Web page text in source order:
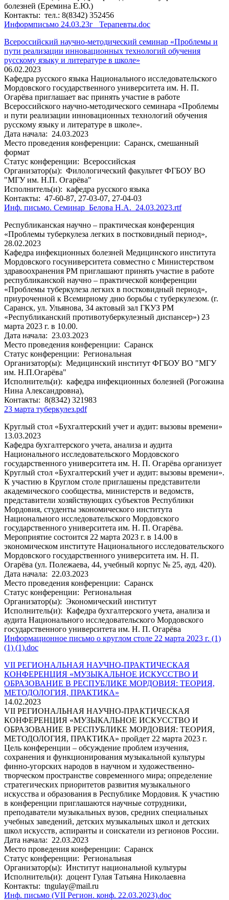
болезней (Еремина Е.Ю.)
Контакты: тел.: 8(8342) 352456
Информписьмо 24.03.23г_ Терапевты.doc
Всероссийский научно-методический семинар «Проблемы и
пути реализации инновационных технологий обучения
русскому языку и литературе в школе»
06.02.2023
Кафедра русского языка Национального исследовательского
Мордовского государственного университета им. Н. П.
Огарёва приглашает вас принять участие в работе
Всероссийского научно-методического семинара «Проблемы
и пути реализации инновационных технологий обучения
русскому языку и литературе в школе».
Дата начала: 24.03.2023
Место проведения конференции: Саранск, смешанный
формат
Статус конференции: Всероссийская
Организатор(ы): Филологический факультет ФГБОУ ВО
"МГУ им. Н.П. Огарёва"
Исполнитель(и): кафедра русского языка
Контакты: 47-60-87, 27-03-07, 27-04-03
Инф. письмо. Семинар_Белова Н.А._24.03.2023.rtf
Республиканская научно – практическая конференция
«Проблемы туберкулеза легких в постковидный период»,
28.02.2023
Кафедра инфекционных болезней Медицинского института
Мордовского госуниверситета совместно с Министерством
здравоохранения РМ приглашают принять участие в работе
республиканской научно – практической конференции
«Проблемы туберкулеза легких в постковидный период»,
приуроченной к Всемирному дню борьбы с туберкулезом. (г.
Саранск, ул. Ульянова, 34 актовый зал ГКУЗ РМ
«Республиканский противотуберкулезный диспансер») 23
марта 2023 г. в 10.00.
Дата начала: 23.03.2023
Место проведения конференции: Саранск
Статус конференции: Региональная
Организатор(ы): Медицинский институт ФГБОУ ВО "МГУ
им. Н.П.Огарёва"
Исполнитель(и): кафедра инфекционных болезней (Рогожина
Нина Александровна),
Контакты: 8(8342) 321983
23 марта туберкулез.pdf
Круглый стол «Бухгалтерский учет и аудит: вызовы времени»
13.03.2023
Кафедра бухгалтерского учета, анализа и аудита
Национального исследовательского Мордовского
государственного университета им. Н. П. Огарёва организует
Круглый стол «Бухгалтерский учет и аудит: вызовы времени».
К участию в Круглом столе приглашены представители
академического сообщества, министерств и ведомств,
представители хозяйствующих субъектов Республики
Мордовия, студенты экономического института
Национального исследовательского Мордовского
государственного университета им. Н. П. Огарёва.
Мероприятие состоится 22 марта 2023 г. в 14.00 в
экономическом институте Национального исследовательского
Мордовского государственного университета им. Н. П.
Огарёва (ул. Полежаева, 44, учебный корпус № 25, ауд. 420).
Дата начала: 22.03.2023
Место проведения конференции: Саранск
Статус конференции: Региональная
Организатор(ы): Экономический институт
Исполнитель(и): Кафедра бухгалтерского учета, анализа и
аудита Национального исследовательского Мордовского
государственного университета им. Н. П. Огарёва
Информационное письмо о круглом столе 22 марта 2023 г. (1)
(1) (1).doc
VII РЕГИОНАЛЬНАЯ НАУЧНО-ПРАКТИЧЕСКАЯ
КОНФЕРЕНЦИЯ «МУЗЫКАЛЬНОЕ ИСКУССТВО И
ОБРАЗОВАНИЕ В РЕСПУБЛИКЕ МОРДОВИЯ: ТЕОРИЯ,
МЕТОДОЛОГИЯ, ПРАКТИКА»
14.02.2023
VII РЕГИОНАЛЬНАЯ НАУЧНО-ПРАКТИЧЕСКАЯ
КОНФЕРЕНЦИЯ «МУЗЫКАЛЬНОЕ ИСКУССТВО И
ОБРАЗОВАНИЕ В РЕСПУБЛИКЕ МОРДОВИЯ: ТЕОРИЯ,
МЕТОДОЛОГИЯ, ПРАКТИКА» пройдет 22 марта 2023 г.
Цель конференции – обсуждение проблем изучения,
сохранения и функционирования музыкальной культуры
финно-угорских народов в научном и художественно-
творческом пространстве современного мира; определение
стратегических приоритетов развития музыкального
искусства и образования в Республике Мордовия. К участию
в конференции приглашаются научные сотрудники,
преподаватели музыкальных вузов, средних специальных
учебных заведений, детских музыкальных школ и детских
школ искусств, аспиранты и соискатели из регионов России.
Дата начала: 22.03.2023
Место проведения конференции: Саранск
Статус конференции: Региональная
Организатор(ы): Институт национальной культуры
Исполнитель(и): доцент Гулая Татьяна Николаевна
Контакты: tngulay@mail.ru
Инф. письмо (VII Регион. конф. 22.03.2023).doc